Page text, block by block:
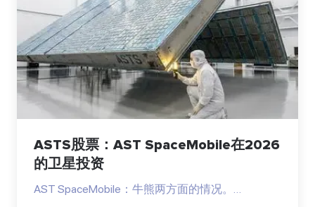
ASTS股票：AST SpaceMobile在2026
的卫星投资
AST SpaceMobile：牛熊两方面的情况。…